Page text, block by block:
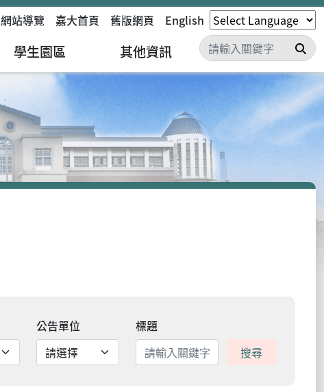
網站導覽 嘉大首頁 舊版網頁 English
學生園區 其他資訊 搜
公告單位
標題
搜尋